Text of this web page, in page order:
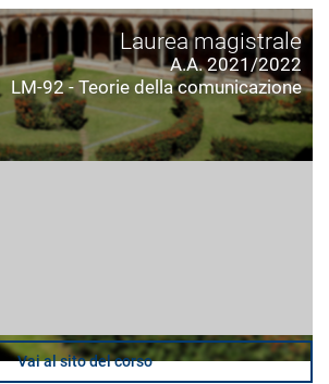
Laurea magistrale
A.A. 2021/2022
LM-92 - Teorie della comunicazione
Vai al sito del corso